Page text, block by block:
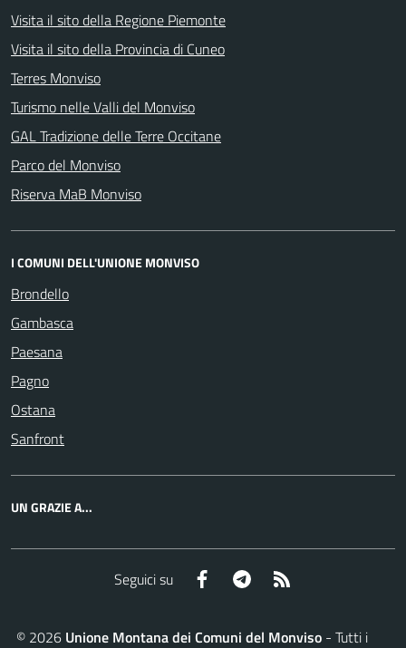
Visita il sito della Regione Piemonte
Visita il sito della Provincia di Cuneo
Terres Monviso
Turismo nelle Valli del Monviso
GAL Tradizione delle Terre Occitane
Parco del Monviso
Riserva MaB Monviso
I COMUNI DELL'UNIONE MONVISO
Brondello
Gambasca
Paesana
Pagno
Ostana
Sanfront
UN GRAZIE A...
Seguici su Facebook Telegram
© 2026 Unione Montana dei Comuni del Monviso - Tutti i